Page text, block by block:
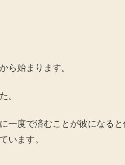
ら始まります。
。
一度で済むことが彼になる
います。